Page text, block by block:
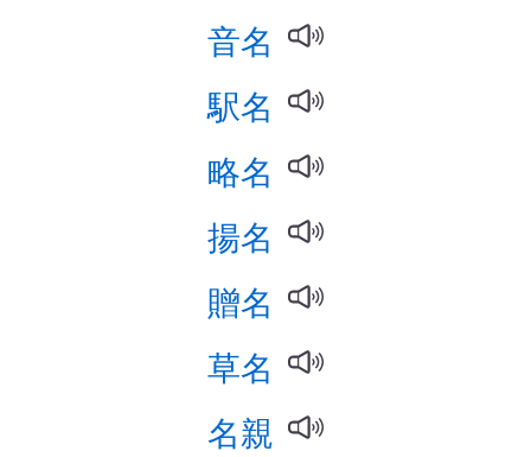
音名
駅名
略名
揚名
贈名
草名
名親